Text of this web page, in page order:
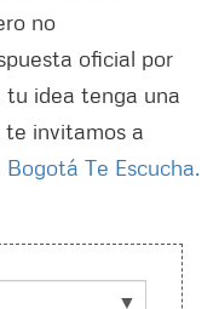
no
oficial por
tu idea tenga una
invitamos a
Bogotá Te Escucha.